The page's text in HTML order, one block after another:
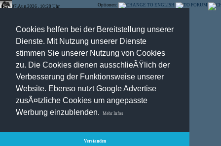
Cookies helfen bei der Bereitstellung unserer
Dienste. Mit Nutzung unserer Dienste
stimmen Sie unserer Nutzung von Cookies
zu. Die Cookies dienen ausschlieÃŸlich der
Verbesserung der Funktionsweise unserer
Website. Ebenso nutzt Google Advertise
zusÃ¤tzliche Cookies um angepasste
Werbung einzublenden.
Mehr Infos
Verstanden
07.Aug.2026 , 10:20 Uhr Optionen: